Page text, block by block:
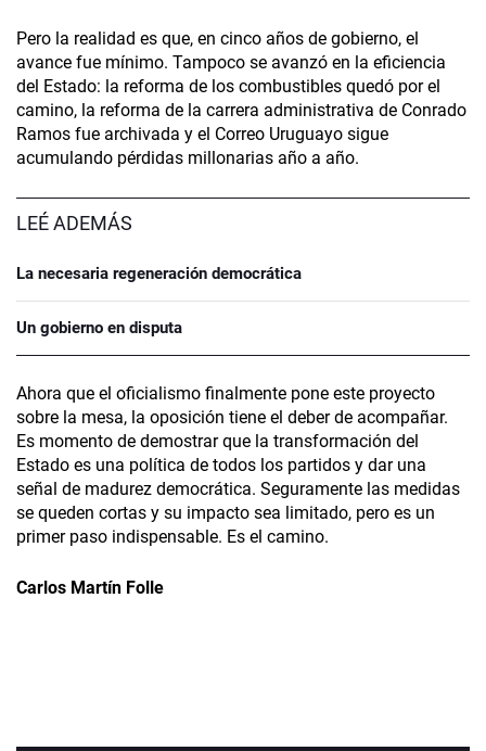
Pero la realidad es que, en cinco años de gobierno, el
avance fue mínimo. Tampoco se avanzó en la eficiencia
del Estado: la reforma de los combustibles quedó por el
camino, la reforma de la carrera administrativa de Conrado
Ramos fue archivada y el Correo Uruguayo sigue
acumulando pérdidas millonarias año a año.
LEÉ ADEMÁS
La necesaria regeneración democrática
Un gobierno en disputa
Ahora que el oficialismo finalmente pone este proyecto
sobre la mesa, la oposición tiene el deber de acompañar.
Es momento de demostrar que la transformación del
Estado es una política de todos los partidos y dar una
señal de madurez democrática. Seguramente las medidas
se queden cortas y su impacto sea limitado, pero es un
primer paso indispensable. Es el camino.
Carlos Martín Folle